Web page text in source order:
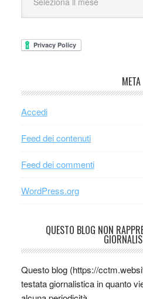
META
Accedi
Feed dei contenuti
Feed dei commenti
WordPress.org
QUESTO BLOG NON
Questo blog (https://
testata giornalistica in quanto